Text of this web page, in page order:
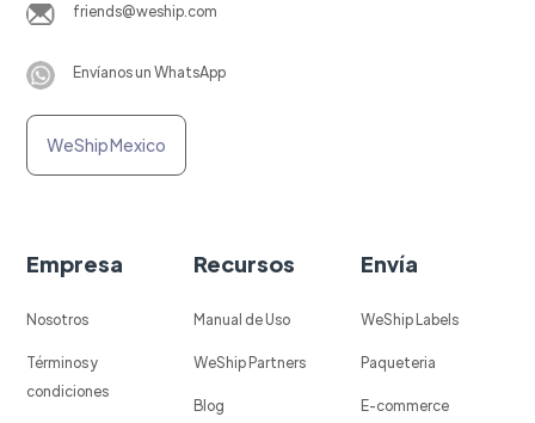
friends@weship.com
Envíanos un WhatsApp
WeShip Mexico
Empresa
Nosotros
Términos y
condiciones
Recursos
Manual de Uso
WeShip Partners
Blog
Envía
WeShip Labels
Paqueteria
E-commerce